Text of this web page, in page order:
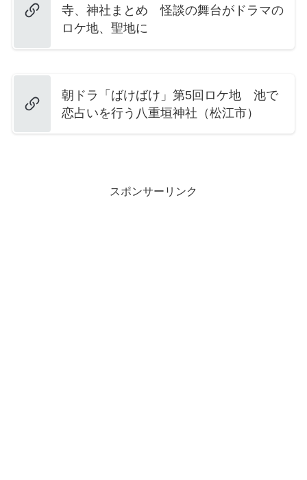
寺、神社まとめ 怪談の舞台がドラマの
ロケ地、聖地に
朝ドラ「ばけばけ」第5回ロケ地 池で
恋占いを行う八重垣神社（松江市）
スポンサーリンク